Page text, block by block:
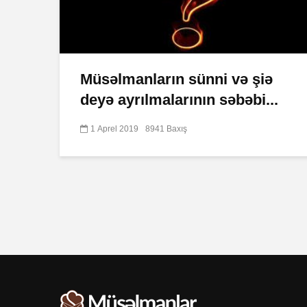
Müsəlmanların sünni və şiə
deyə ayrılmalarının səbəbi...
1 Aprel 2019 8941 Baxış